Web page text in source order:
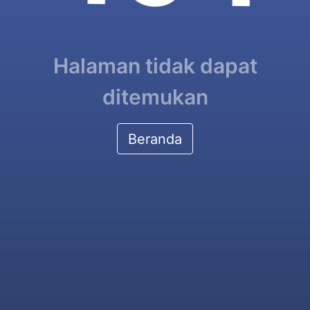
Halaman tidak dapat
ditemukan
Beranda